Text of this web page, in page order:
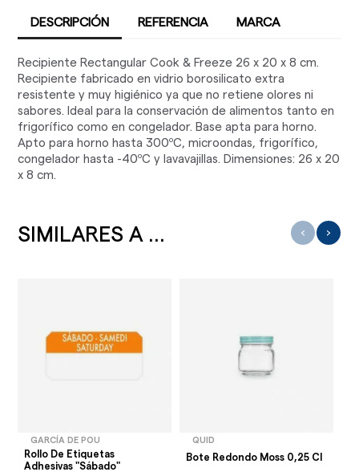
DESCRIPCIÓN REFERENCIA MARCA
Recipiente Rectangular Cook & Freeze 26 x 20 x 8 cm.
Recipiente fabricado en vidrio borosilicato extra
resistente y muy higiénico ya que no retiene olores ni
sabores. Ideal para la conservación de alimentos tanto en
frigorífico como en congelador. Base apta para horno.
Apto para horno hasta 300ºC, microondas, frigorífico,
congelador hasta -40ºC y lavavajillas. Dimensiones: 26 x 20
x 8 cm.
SIMILARES A ...
GARCÍA DE POU
Rollo De Etiquetas
Adhesivas "Sábado"
QUID
Bote Redondo Moss 0,25 Cl
‹ ›